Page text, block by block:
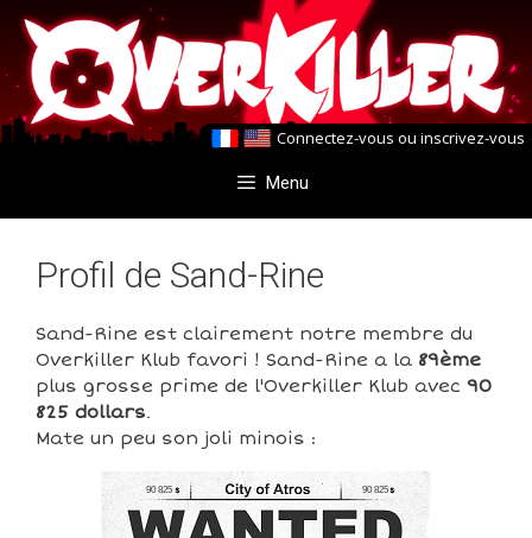
Aller
au
contenu
Aller
au
contenu
Connectez-vous ou inscrivez-vous
Menu
Profil de Sand-Rine
Sand-Rine est clairement notre membre du
Overkiller Klub favori ! Sand-Rine a la 89ème
plus grosse prime de l'Overkiller Klub avec 90
825 dollars.
Mate un peu son joli minois :
90 825 90 825